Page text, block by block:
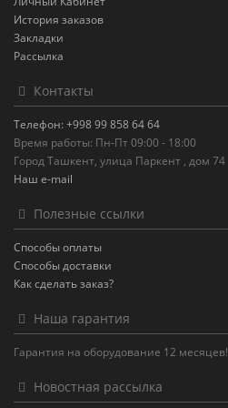
История заказов
Закладки
Рассылка
Контакты
Телефон: +998 99 858 64 64
Время работы: Пн-Пт 09:00 - 18:00
Город Ташкент, улица Паркент , дом 74
Наш e-mail
Полезные ссылки
Способы оплаты
Способы доставки
Как сделать заказ?
Наша гарантия
Гарантия на оборудование 12 месяцев!
Новостная рассылка